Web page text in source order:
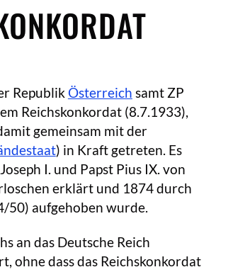
Republik Österreich samt ZP
Reichskonkordat (8.7.1933),
gemeinsam mit der
) in Kraft getreten. Es
I. und Papst Pius IX. von
erklärt und 1874 durch
50) aufgehoben wurde.
an das Deutsche Reich
ohne dass das Reichskonkordat